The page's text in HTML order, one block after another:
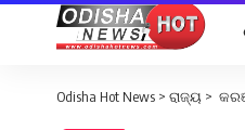
Odisha Hot News > ରାଜ୍ୟ >